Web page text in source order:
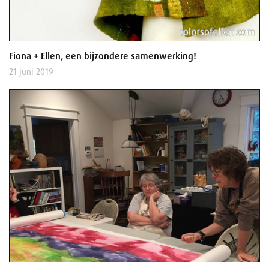
Fiona + Ellen, een bijzondere samenwerking!
21 juni 2019